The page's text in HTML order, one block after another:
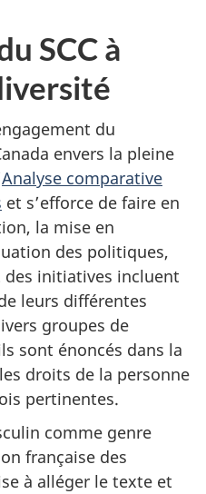
SCC à
du
envers la pleine
Analyse comparative
et s’efforce de faire en
la mise en
des politiques,
initiatives incluent
leurs différentes
groupes de
sont énoncés dans la
droits de la personne
pertinentes.
comme genre
française des
à alléger le texte et